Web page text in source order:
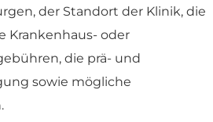
der Standort der Klinik, die
Krankenhaus- oder
die prä- und
sowie mögliche